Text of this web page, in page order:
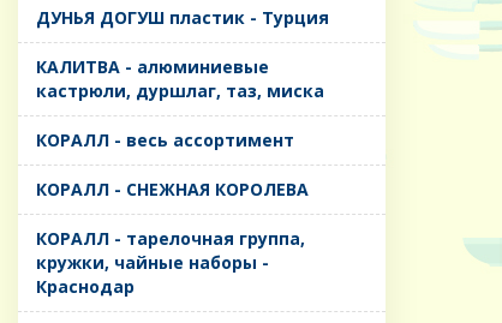
ДУНЬЯ ДОГУШ пластик - Турция
КАЛИТВА - алюминиевые
кастрюли, дуршлаг, таз, миска
КОРАЛЛ - весь ассортимент
КОРАЛЛ - СНЕЖНАЯ КОРОЛЕВА
КОРАЛЛ - тарелочная группа,
кружки, чайные наборы -
Краснодар